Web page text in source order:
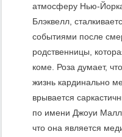
атмосферу Нью-
Блэквелл,
событиями после
родственницы,
коме. Роза думает,
жизнь кардинально
врывается
по имени Джоуи
что она является